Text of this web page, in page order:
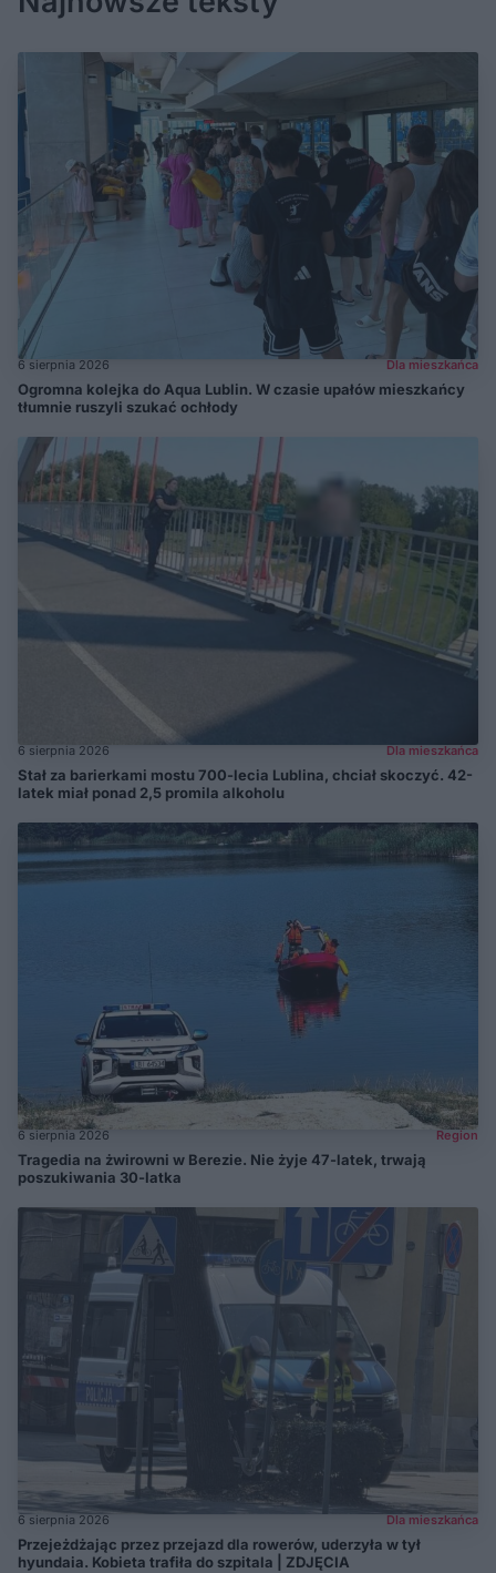
6 sierpnia 2026 Dla mieszkańca
Ogromna kolejka do Aqua Lublin. W czasie upałów mieszkańcy
tłumnie ruszyli szukać ochłody
6 sierpnia 2026 Dla mieszkańca
Stał za barierkami mostu 700-lecia Lublina, chciał skoczyć. 42-
latek miał ponad 2,5 promila alkoholu
6 sierpnia 2026 Region
Tragedia na żwirowni w Berezie. Nie żyje 47-latek, trwają
poszukiwania 30-latka
6 sierpnia 2026 Dla mieszkańca
Przejeżdżając przez przejazd dla rowerów, uderzyła w tył
hyundaia. Kobieta trafiła do szpitala | ZDJĘCIA